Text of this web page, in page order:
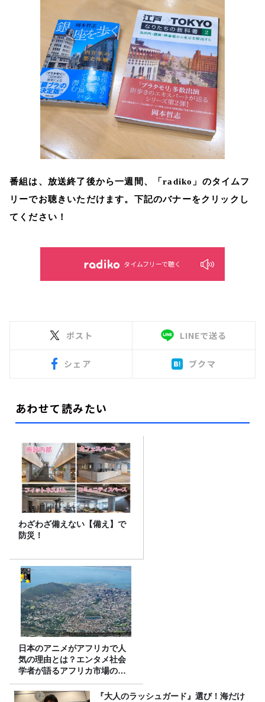
番組は、放送終了後から一週間、「radiko」のタイムフ
リーでお聴きいただけます。下記のバナーをクリックし
てください！
タイムフリーで聴く
ポスト LINEで送る
シェア ブクマ
あわせて読みたい
わざわざ備えない【備え】で
防災！
日本のアニメがアフリカで人
気の理由とは？エンタメ社会
学者が語るアフリカ市場のリ
アル
『大人のラッシュガード』選び！海だけ